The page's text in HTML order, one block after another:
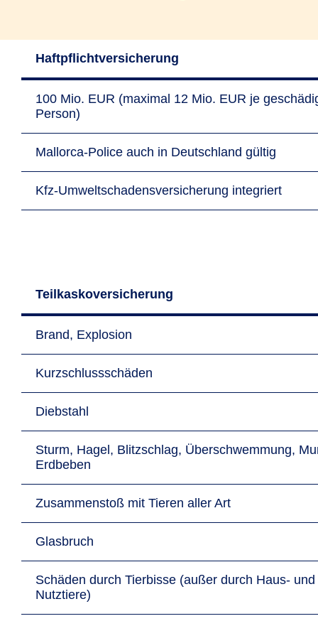
Haftpflichtversicherung
100 Mio. EUR (maximal 12 Mio. EUR je
Person)
Mallorca-Police auch in Deutschland gültig
Kfz-Umweltschadensversicherung integriert
Teilkaskoversicherung
Brand, Explosion
Kurzschlussschäden
Diebstahl
Sturm, Hagel, Blitzschlag, Überschwemmung,
Erdbeben
Zusammenstoß mit Tieren aller Art
Glasbruch
Schäden durch Tierbisse (außer durch Haus- und
Nutztiere)